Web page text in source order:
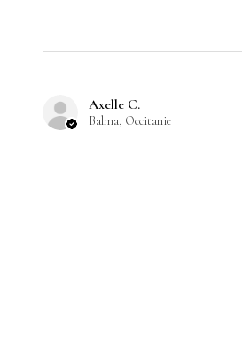
Axelle C.
Balma, Occitanie